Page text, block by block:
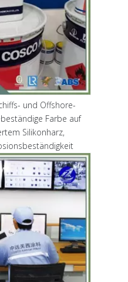
und Offshore-
Farbe auf
Silikonharz,